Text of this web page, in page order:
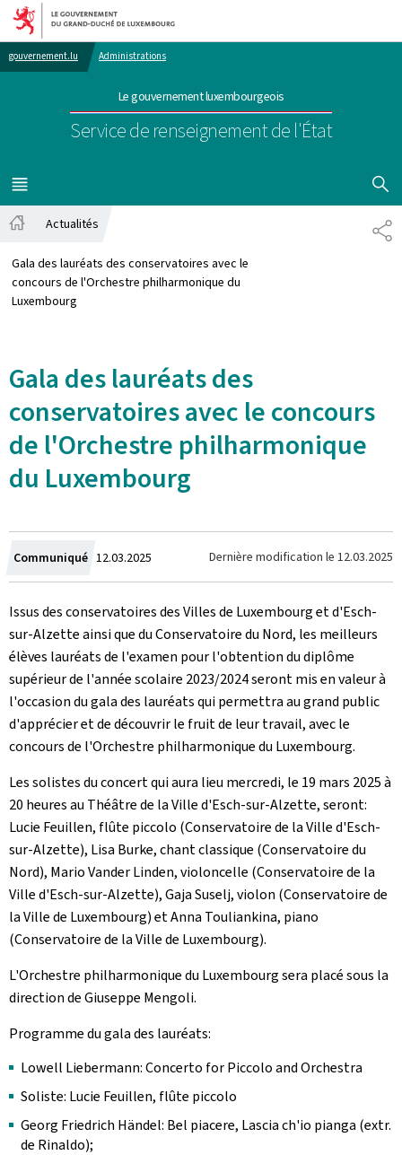
Aller au menu principal
Aller au contenu
gouvernement.lu Administrations
Le gouvernement luxembourgeois
Service de renseignement de l'État
MENU
PRINCIPAL
Actualités
Gala des lauréats des conservatoires avec le
concours de l'Orchestre philharmonique du
Luxembourg
Gala des lauréats des
conservatoires avec le concours
de l'Orchestre philharmonique
du Luxembourg
Communiqué Crée
le
12.03.2025 Dernière modification le 12.03.2025
Issus des conservatoires des Villes de Luxembourg et d'Esch-
sur-Alzette ainsi que du Conservatoire du Nord, les meilleurs
élèves lauréats de l'examen pour l'obtention du diplôme
supérieur de l'année scolaire 2023/2024 seront mis en valeur à
l'occasion du gala des lauréats qui permettra au grand public
d'apprécier et de découvrir le fruit de leur travail, avec le
concours de l'Orchestre philharmonique du Luxembourg.
Les solistes du concert qui aura lieu mercredi, le 19 mars 2025 à
20 heures au Théâtre de la Ville d'Esch-sur-Alzette,seront:
Lucie Feuillen, flûte piccolo (Conservatoire de la Ville d'Esch-
sur-Alzette), Lisa Burke, chant classique (Conservatoire du
Nord), Mario Vander Linden, violoncelle (Conservatoire de la
Ville d'Esch-sur-Alzette), Gaja Suselj, violon (Conservatoire de
la Ville de Luxembourg) et Anna Touliankina, piano
(Conservatoire de la Ville de Luxembourg).
L'Orchestre philharmonique du Luxembourg sera placé sous la
direction de Giuseppe Mengoli.
Programme du gala des lauréats:
Lowell Liebermann: Concerto for Piccolo and Orchestra
Soliste: Lucie Feuillen, flûte piccolo
Georg Friedrich Händel: Bel piacere, Lascia ch'io pianga (extr.
de Rinaldo);